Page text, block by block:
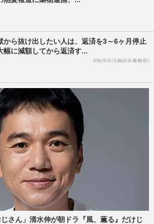
から抜け出したい人は、返済を3～6ヶ月停止
幅に減額してから返済す...
PR(渋谷法務総合事務所)
さん」清水伸が朝ドラ『風、薫る』だけじ